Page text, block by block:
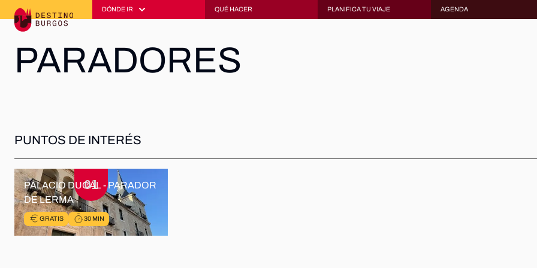
DÓNDE IR QUÉ HACER PLANIFICA TU VIAJE AGENDA
PARADORES
PUNTOS DE INTERÉS
01
PALACIO DUCAL - PARADOR
DE LERMA
GRATIS 30 MIN